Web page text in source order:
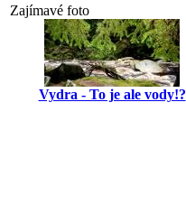
Zajímavé foto
Vydra - To je ale vody!?